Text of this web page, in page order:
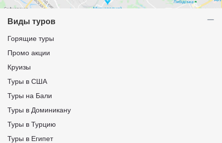
Виды туров
Горящие туры
Промо акции
Круизы
Туры в США
Туры на Бали
Туры в Доминикану
Туры в Турцию
Туры в Египет